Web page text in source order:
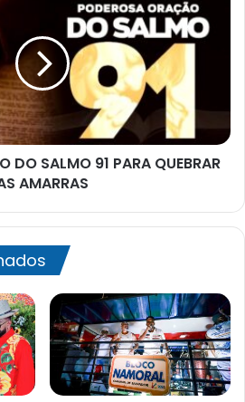
DO SALMO 91 PARA QUEBRAR
AMARRAS